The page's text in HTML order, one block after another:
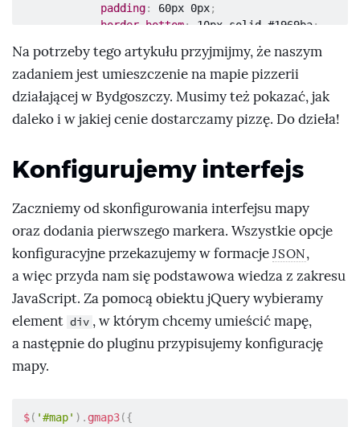
padding: 60px 0px;
border-bottom: 10px solid #1969ba;
}
header a {
text-decoration: none ;
header a:hover {
}
position: absolute;
top: 168px;
left: 0px;
bottom: 0px;
}
< header>
Na potrzeby tego artykułu przyjmijmy, że naszym
zadaniem jest umieszczenie na mapie pizzerii
działającej w Bydgoszczy. Musimy też pokazać, jak
daleko i w jakiej cenie dostarczamy pizzę. Do dzieła!
Konfigurujemy interfejs
Zaczniemy od skonfigurowania interfejsu mapy
oraz dodania pierwszego markera. Wszystkie opcje
konfiguracyjne przekazujemy w formacje JSON,
a więc przyda nam się podstawowa wiedza z zakresu
JavaScript. Za pomocą obiektu jQuery wybieramy
element div , w którym chcemy umieścić mapę,
a następnie do pluginu przypisujemy konfigurację
mapy.
$( '#map' ) .gmap3({